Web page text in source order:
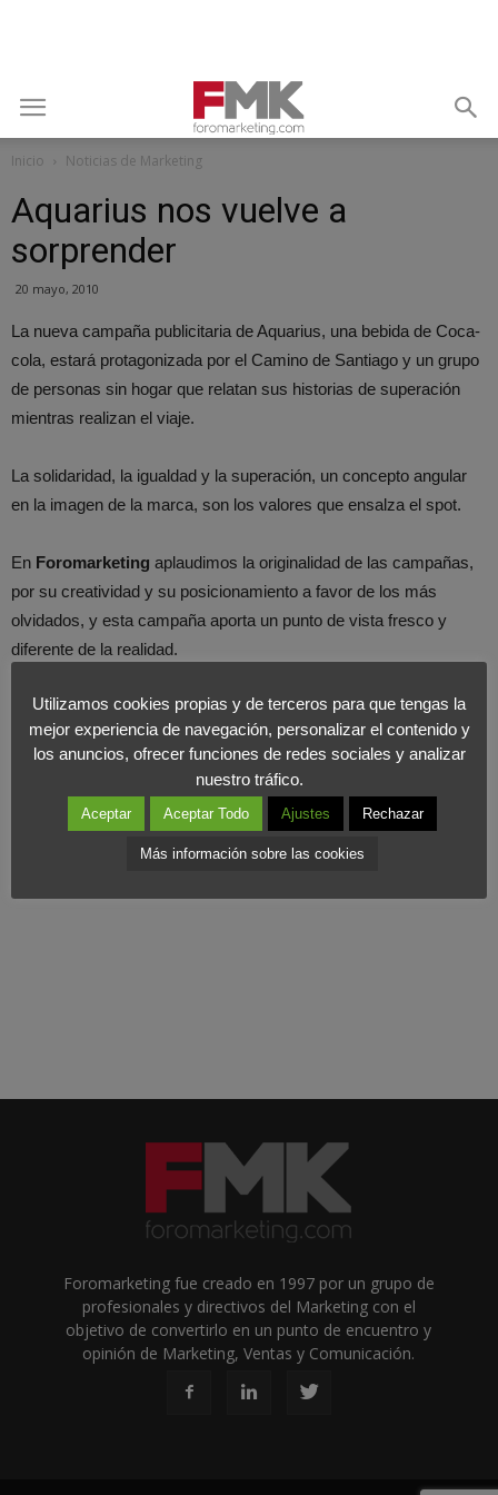
Inicio Noticias de Marketing
Aquarius nos vuelve a
sorprender
20 mayo, 2010
La nueva campaña publicitaria de Aquarius, una bebida de Coca-
cola, estará protagonizada por el Camino de Santiago y un grupo
de personas sin hogar que relatan sus historias de superación
mientras realizan el viaje.
La solidaridad, la igualdad y la superación, un concepto angular
en la imagen de la marca, son los valores que ensalza el spot.
En Foromarketing aplaudimos la originalidad de las campañas,
por su creatividad y su posicionamiento a favor de los más
olvidados, y esta campaña aporta un punto de vista fresco y
diferente de la realidad.
Sección patrocinada por RMG:
Foromarketing fue creado en 1997 por un grupo de
profesionales y directivos del Marketing con el
objetivo de convertirlo en un punto de encuentro y
opinión de Marketing, Ventas y Comunicación.
Utilizamos cookies propias y de terceros para que tengas la
mejor experiencia de navegación, personalizar el contenido y
los anuncios, ofrecer funciones de redes sociales y analizar
nuestro tráfico.
Aceptar Aceptar Todo Ajustes Rechazar
Más información sobre las cookies